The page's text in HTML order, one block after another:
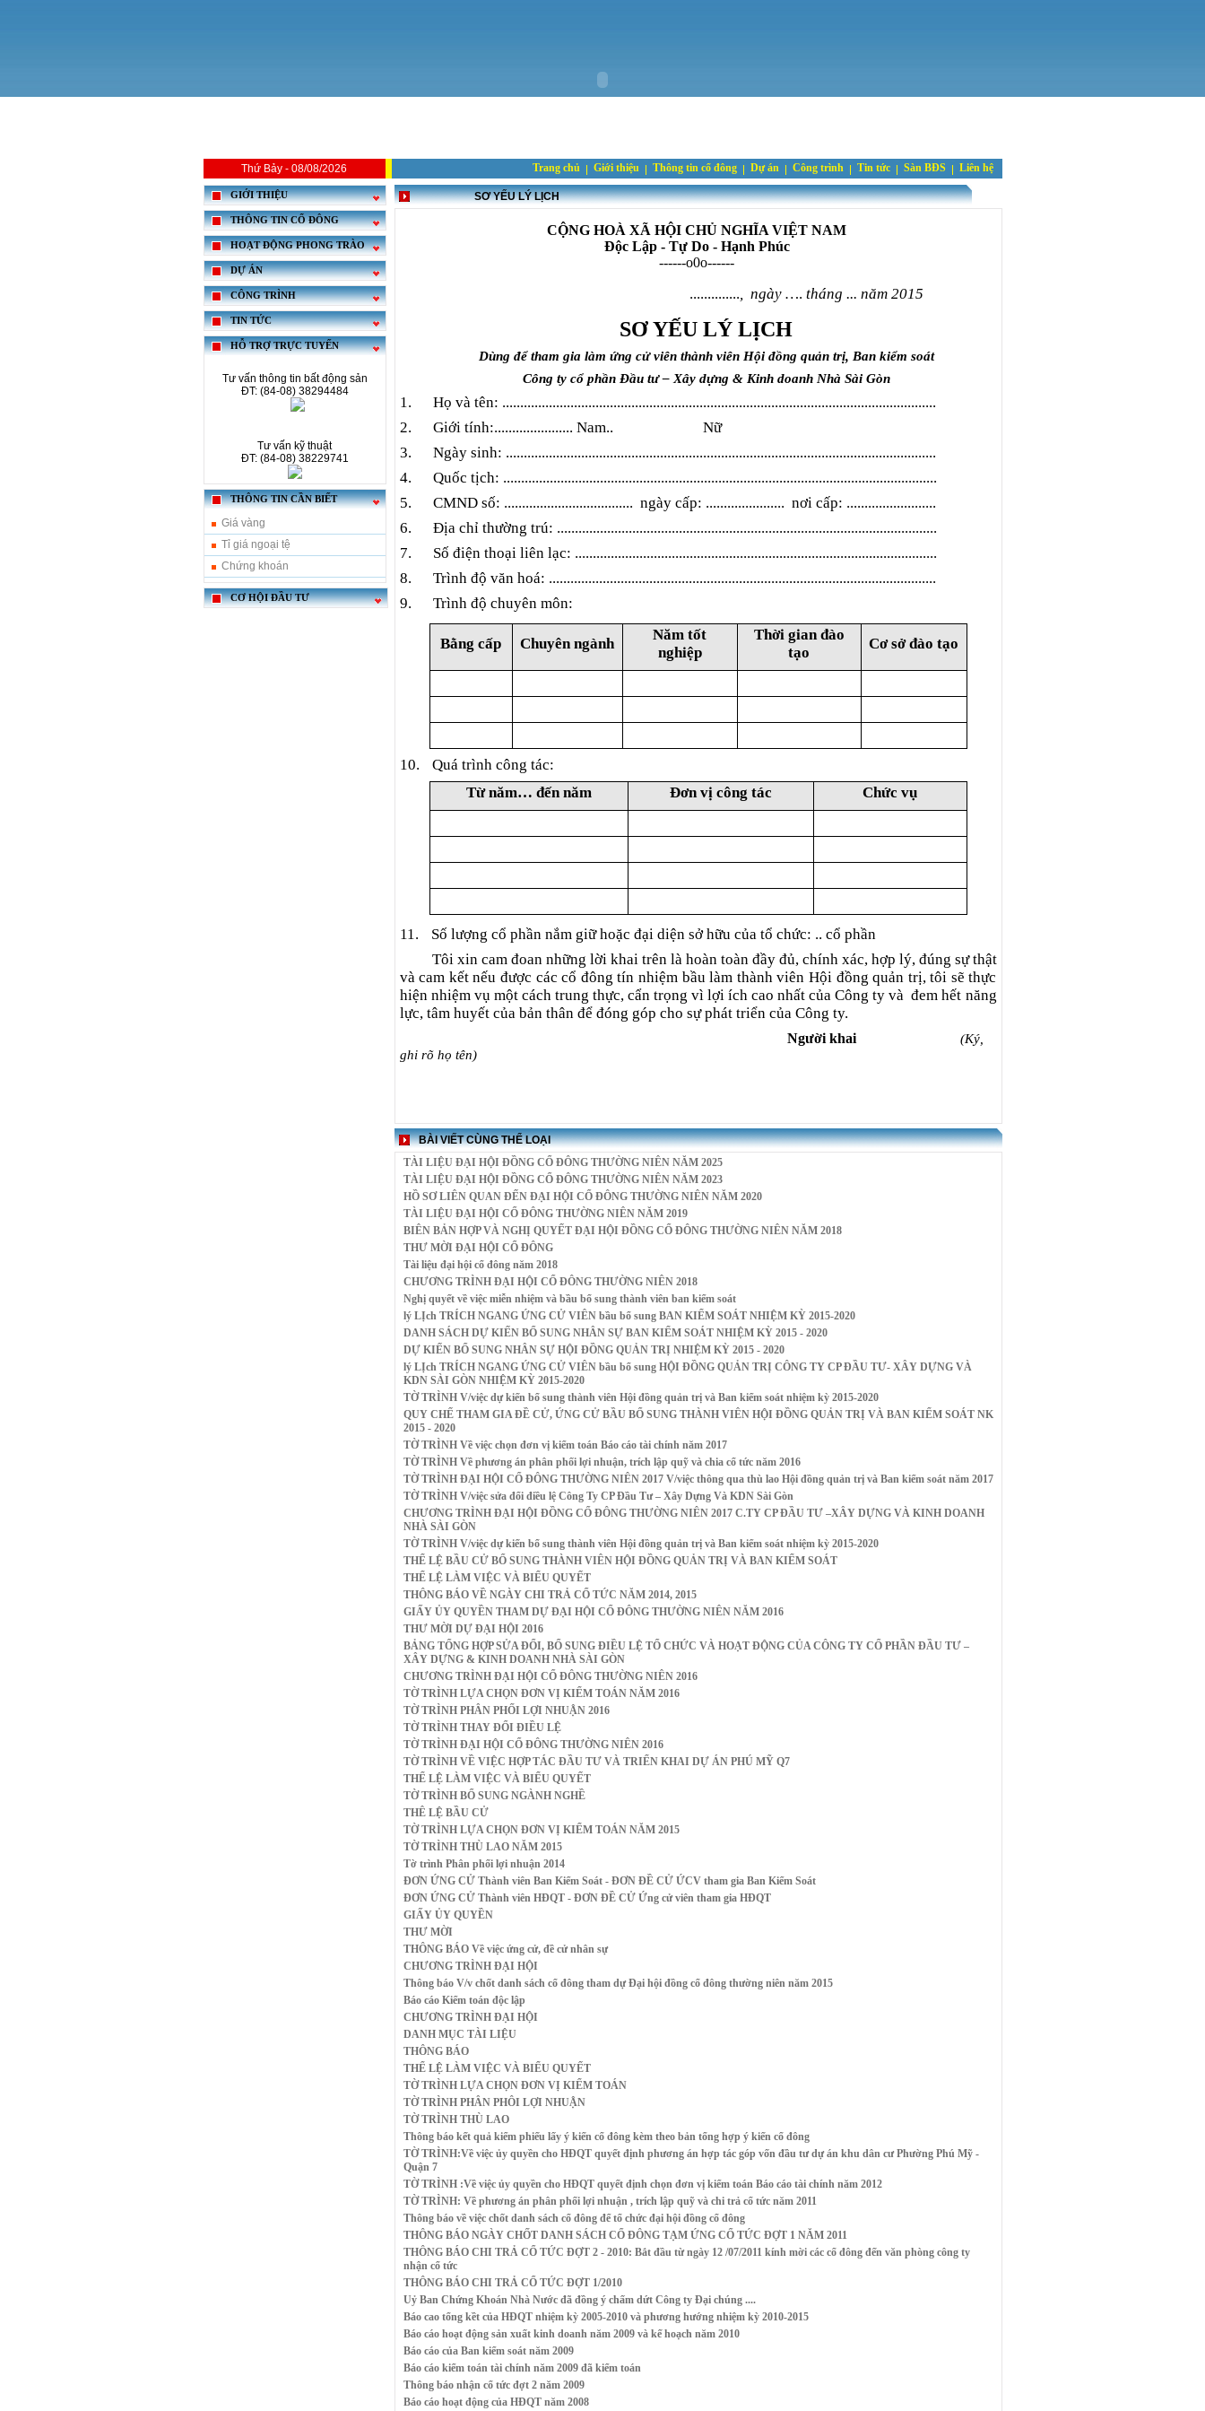
Thứ Bảy - 08/08/2026 Trang chủ Giới thiệu Thông tin cổ đông Dự án Công trình Tin tức Sàn BĐS Liên hệ
GIỚI THIỆU
THÔNG TIN CỔ ĐÔNG
HOẠT ĐỘNG PHONG TRÀO
DỰ ÁN
CÔNG TRÌNH
TIN TỨC
HỖ TRỢ TRỰC TUYẾN
Tư vấn thông tin bất động sản
ĐT: (84-08) 38294484
Tư vấn kỹ thuật
ĐT: (84-08) 38229741
THÔNG TIN CẦN BIẾT
Giá vàng
Tỉ giá ngoại tệ
Chứng khoán
CƠ HỘI ĐẦU TƯ
SƠ YẾU LÝ LỊCH
CỘNG HOÀ XÃ HỘI CHỦ NGHĨA VIỆTNAM
Độc Lập - Tự Do - Hạnh Phúc
------o0o------
.............., ngày …. tháng ... năm 2015
SƠ YẾU LÝ LỊCH
Dùng để tham gia làm ứng cử viên thành viên Hội đồng quản trị, Ban kiểm soát
Công ty cổ phần Đầu tư – Xây dựng & Kinh doanh Nhà Sài Gòn
1. Họ và tên: .........................................................................................................................
2.
Giớitính:...................... Nam..
Nữ
3.
Ngày sinh: ........................................................................................................................
4.
Quốc tịch: .........................................................................................................................
5.
CMND số: .................................... ngày cấp: ...................... nơi cấp: .........................
6.
Địa chỉ thường trú: ..........................................................................................................
7.
Số điện thoại liên lạc: .....................................................................................................
8.
Trình độ văn hoá: ............................................................................................................
9.
Trình độ chuyên môn:
Bằng cấp Chuyên ngành
Năm tốt
nghiệp
Thời gian đào
tạo
Cơ sở đào tạo
10.
Quá trình công tác:
Từ năm… đến năm
Đơn vị công tác Chức vụ
11. Số lượng cổ phần nắm giữ hoặc đại diện sở hữu của tổ chức: .. cổ phần
Tôi xin cam đoan những lời khai trên là hoàn toàn đầy đủ, chính xác, hợp lý, đúng sự thật
và cam kết nếu được các cổ đông tín nhiệm bầu làm thành viên Hội đồng quản trị, tôi sẽ thực
hiện nhiệm vụ một cách trung thực, cẩn trọng vì lợi ích cao nhất của Công ty và đem hết năng
lực, tâm huyết của bản thân để đóng góp cho sự phát triển của Công ty.
Người khai
(Ký,
ghi rõ họ tên)
BÀI VIẾT CÙNG THỂ LOẠI
TÀI LIỆU ĐẠI HỘI ĐỒNG CỔ ĐÔNG THƯỜNG NIÊN NĂM 2025
TÀI LIỆU ĐẠI HỘI ĐỒNG CỔ ĐÔNG THƯỜNG NIÊN NĂM 2023
HỒ SƠ LIÊN QUAN ĐẾN ĐẠI HỘI CỔ ĐÔNG THƯỜNG NIÊN NĂM 2020
TÀI LIỆU ĐẠI HỘI CỔ ĐÔNG THƯỜNG NIÊN NĂM 2019
BIÊN BẢN HỢP VÀ NGHỊ QUYẾT ĐẠI HỘI ĐỒNG CỔ ĐÔNG THƯỜNG NIÊN NĂM 2018
THƯ MỜI ĐẠI HỘI CỔ ĐÔNG
Tài liệu đại hội cổ đông năm 2018
CHƯƠNG TRÌNH ĐẠI HỘI CỔ ĐÔNG THƯỜNG NIÊN 2018
Nghị quyết về việc miễn nhiệm và bầu bổ sung thành viên ban kiểm soát
lý LỊch TRÍCH NGANG ỨNG CỬ VIÊN bầu bổ sung BAN KIỂM SOÁT NHIỆM KỲ 2015-2020
DANH SÁCH DỰ KIẾN BỔ SUNG NHÂN SỰ BAN KIỂM SOÁT NHIỆM KỲ 2015 - 2020
DỰ KIẾN BỔ SUNG NHÂN SỰ HỘI ĐỒNG QUẢN TRỊ NHIỆM KỲ 2015 - 2020
lý LỊch TRÍCH NGANG ỨNG CỬ VIÊN bầu bổ sung HỘI ĐỒNG QUẢN TRỊ CÔNG TY CP ĐẦU TƯ- XÂY DỰNG VÀ
KDN SÀI GÒN NHIỆM KỲ 2015-2020
TỜ TRÌNH V/việc dự kiến bổ sung thành viên Hội đồng quản trị và Ban kiểm soát nhiệm kỳ 2015-2020
QUY CHẾ THAM GIA ĐỀ CỬ, ỨNG CỬ BẦU BỔ SUNG THÀNH VIÊN HỘI ĐỒNG QUẢN TRỊ VÀ BAN KIỂM SOÁT NK
2015 - 2020
TỜ TRÌNH Về việc chọn đơn vị kiểm toán Báo cáo tài chính năm 2017
TỜ TRÌNH Về phương án phân phối lợi nhuận, trích lập quỹ và chia cổ tức năm 2016
TỜ TRÌNH ĐẠI HỘI CỔ ĐÔNG THƯỜNG NIÊN 2017 V/việc thông qua thù lao Hội đồng quản trị và Ban kiểm soát năm 2017
TỜ TRÌNH V/việc sửa đổi điều lệ Công Ty CP Đầu Tư – Xây Dựng Và KDN Sài Gòn
CHƯƠNG TRÌNH ĐẠI HỘI ĐỒNG CỔ ĐÔNG THƯỜNG NIÊN 2017 C.TY CP ĐẦU TƯ –XÂY DỰNG VÀ KINH DOANH
NHÀ SÀI GÒN
TỜ TRÌNH V/việc dự kiến bổ sung thành viên Hội đồng quản trị và Ban kiểm soát nhiệm kỳ 2015-2020
THỂ LỆ BẦU CỬ BỔ SUNG THÀNH VIÊN HỘI ĐỒNG QUẢN TRỊ VÀ BAN KIỂM SOÁT
THỂ LỆ LÀM VIỆC VÀ BIỂU QUYẾT
THÔNG BÁO VỀ NGÀY CHI TRẢ CỔ TỨC NĂM 2014, 2015
GIẤY ỦY QUYỀN THAM DỰ ĐẠI HỘI CỔ ĐÔNG THƯỜNG NIÊN NĂM 2016
THƯ MỜI DỰ ĐẠI HỘI 2016
BẢNG TỔNG HỢP SỬA ĐỔI, BỔ SUNG ĐIỀU LỆ TỔ CHỨC VÀ HOẠT ĐỘNG CỦA CÔNG TY CỔ PHẦN ĐẦU TƯ –
XÂY DỰNG & KINH DOANH NHÀ SÀI GÒN
CHƯƠNG TRÌNH ĐẠI HỘI CỔ ĐÔNG THƯỜNG NIÊN 2016
TỜ TRÌNH LỰA CHỌN ĐƠN VỊ KIỂM TOÁN NĂM 2016
TỜ TRÌNH PHÂN PHỐI LỢI NHUẬN 2016
TỜ TRÌNH THAY ĐỔI ĐIỀU LỆ
TỜ TRÌNH ĐẠI HỘI CỔ ĐÔNG THƯỜNG NIÊN 2016
TỜ TRÌNH VỀ VIỆC HỢP TÁC ĐẦU TƯ VÀ TRIỂN KHAI DỰ ÁN PHÚ MỸ Q7
THỂ LỆ LÀM VIỆC VÀ BIỂU QUYẾT
TỜ TRÌNH BỔ SUNG NGÀNH NGHỀ
THÊ LỆ BẦU CỬ
TỜ TRÌNH LỰA CHỌN ĐƠN VỊ KIỂM TOÁN NĂM 2015
TỜ TRÌNH THÙ LAO NĂM 2015
Tờ trình Phân phối lợi nhuận 2014
ĐƠN ỨNG CỬ Thành viên Ban Kiểm Soát - ĐƠN ĐỀ CỬ ỨCV tham gia Ban Kiểm Soát
ĐƠN ỨNG CỬ Thành viên HĐQT - ĐƠN ĐỀ CỬ Ứng cử viên tham gia HĐQT
GIẤY ỦY QUYỀN
THƯ MỜI
THÔNG BÁO Về việc ứng cử, đề cử nhân sự
CHƯƠNG TRÌNH ĐẠI HỘI
Thông báo V/v chốt danh sách cổ đông tham dự Đại hội đồng cổ đông thường niên năm 2015
Báo cáo Kiểm toán độc lập
CHƯƠNG TRÌNH ĐẠI HỘI
DANH MỤC TÀI LIỆU
THÔNG BÁO
THỂ LỆ LÀM VIỆC VÀ BIỂU QUYẾT
TỜ TRÌNH LỰA CHỌN ĐƠN VỊ KIỂM TOÁN
TỜ TRÌNH PHÂN PHÔI LỢI NHUẬN
TỜ TRÌNH THÙ LAO
Thông báo kết quả kiểm phiếu lấy ý kiến cổ đông kèm theo bản tổng hợp ý kiến cổ đông
TỜ TRÌNH:Về việc ủy quyền cho HĐQT quyết định phương án hợp tác góp vốn đầu tư dự án khu dân cư Phường Phú Mỹ -
Quận 7
TỜ TRÌNH :Về việc ủy quyền cho HĐQT quyết định chọn đơn vị kiểm toán Báo cáo tài chính năm 2012
TỜ TRÌNH: Về phương án phân phối lợi nhuận , trích lập quỹ và chi trả cổ tức năm 2011
Thông báo về việc chốt danh sách cổ đông để tổ chức đại hội đồng cổ đông
THÔNG BÁO NGÀY CHỐT DANH SÁCH CỔ ĐÔNG TẠM ỨNG CỔ TỨC ĐỢT 1 NĂM 2011
THÔNG BÁO CHI TRẢ CỔ TỨC ĐỢT 2 - 2010: Bắt đầu từ ngày 12 /07/2011 kính mời các cổ đông đến văn phòng công ty
nhận cổ tức
THÔNG BÁO CHI TRẢ CỔ TỨC ĐỢT 1/2010
Uỷ Ban Chứng Khoán Nhà Nước đã đồng ý chấm dứt Công ty Đại chúng ....
Báo cao tổng kềt của HĐQT nhiệm kỳ 2005-2010 và phương hướng nhiệm kỳ 2010-2015
Báo cáo hoạt động sản xuất kinh doanh năm 2009 và kế hoạch năm 2010
Báo cáo của Ban kiểm soát năm 2009
Báo cáo kiểm toán tài chính năm 2009 đã kiểm toán
Thông báo nhận cổ tức đợt 2 năm 2009
Báo cáo hoạt động của HĐQT năm 2008